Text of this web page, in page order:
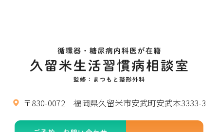
〒830-0072 福岡県久留米市安武町安武本3333-3